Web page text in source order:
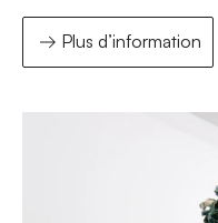
Plus d’information